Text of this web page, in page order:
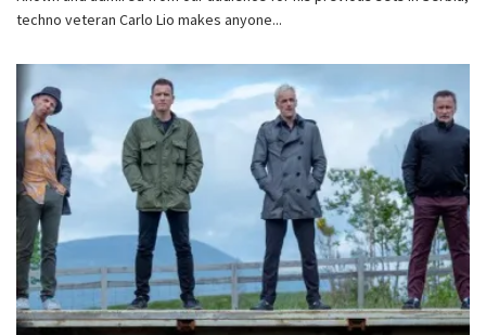
techno veteran Carlo Lio makes anyone...